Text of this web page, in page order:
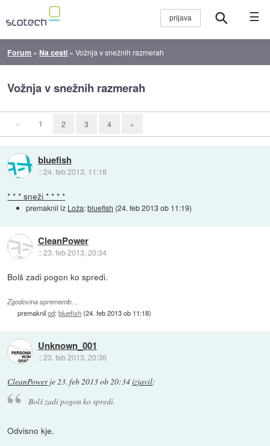
☰
Forum » Na cesti »Vožnja v snežnih razmerah
Vožnja v snežnih razmerah
« 1 2 3 4 »
bluefish
::24. feb 2013, 11:18
* * * sneži * * * *
premaknil iz Loža:bluefish (24. feb 2013 ob 11:19)
CleanPower
::23. feb 2013, 20:34
Bolš zadi pogon ko spredi.
Zgodovina sprememb…
premaknilod:bluefish(24. feb 2013 ob 11:18)
Unknown_001
::23. feb 2013, 20:36
CleanPowerje 23. feb 2013 ob 20:34izjavil:
Bolš zadi pogon ko spredi.
Odvisno kje.